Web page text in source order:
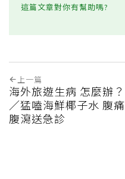
這篇文章對你有幫助嗎?
上一篇
海外旅遊生病 怎麼辦？
／猛嗑海鮮椰子水 腹痛
腹瀉送急診